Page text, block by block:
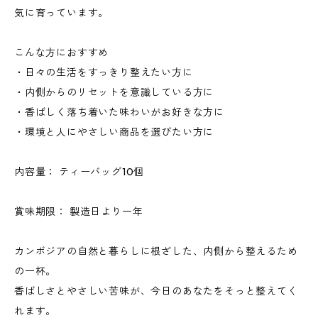
気に育っています。
こんな方におすすめ
・日々の生活をすっきり整えたい方に
・内側からのリセットを意識している方に
・香ばしく落ち着いた味わいがお好きな方に
・環境と人にやさしい商品を選びたい方に
内容量： ティーバッグ10個
賞味期限： 製造日より一年
カンボジアの自然と暮らしに根ざした、内側から整えるため
の一杯。
香ばしさとやさしい苦味が、今日のあなたをそっと整えてく
れます。